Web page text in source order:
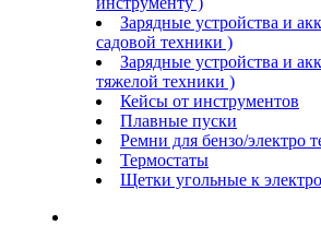
Зарядные устройства и
садовой техники )
Зарядные устройства и
тяжелой техники )
Кейсы от инструментов
Плавные пуски
Ремни для бензо/электро
Термостаты
Щетки угольные к